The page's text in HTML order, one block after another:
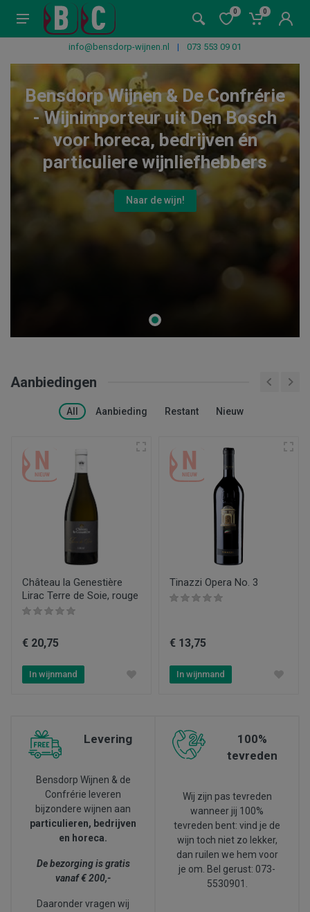
0 0
info@bensdorp-wijnen.nl | 073 553 09 01
Bensdorp Wijnen & De Confrérie
- Wijnimporteur uit Den Bosch
voor horeca, bedrijven én
particuliere wijnliefhebbers
Naar de wijn!
Aanbiedingen
All Aanbieding Restant Nieuw
Château la Genestière
Lirac Terre de Soie, rouge
€ 20,75
In wijnmand
Tinazzi Opera No. 3
€ 13,75
In wijnmand
Levering
Bensdorp Wijnen & de
Confrérie leveren
bijzondere wijnen aan
particulieren, bedrijven
en horeca.
De bezorging is gratis
vanaf € 200,-
Daaronder vragen wij
100%
tevreden
Wij zijn pas tevreden
wanneer jij 100%
tevreden bent: vind je de
wijn toch niet zo lekker,
dan ruilen we hem voor
je om. Bel gerust: 073-
5530901.